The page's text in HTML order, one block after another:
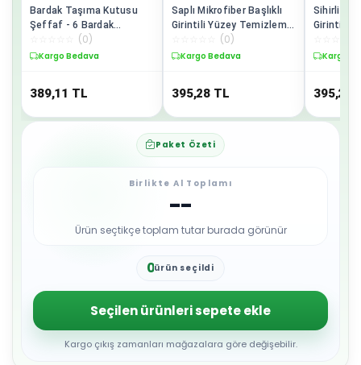
Bardak Taşıma Kutusu
Şeffaf - 6 Bardak
Kapasiteli Piknik Kutusu
(0)
Kargo Bedava
389,11 TL
Saplı Mikrofiber Başlıklı
Girintili Yüzey Temizleme
Mopu Toz Alma Fırçası
(0)
Kargo Bedava
395,28 TL
Sihirli
Girintili
Kargo
395,28
Paket Özeti
Birlikte Al Toplamı
--
Ürün seçtikçe toplam tutar burada görünür
0
2
3
4
5
6
ürün seçildi
Seçilen ürünleri sepete ekle
Kargo çıkış zamanları mağazalara göre değişebilir.